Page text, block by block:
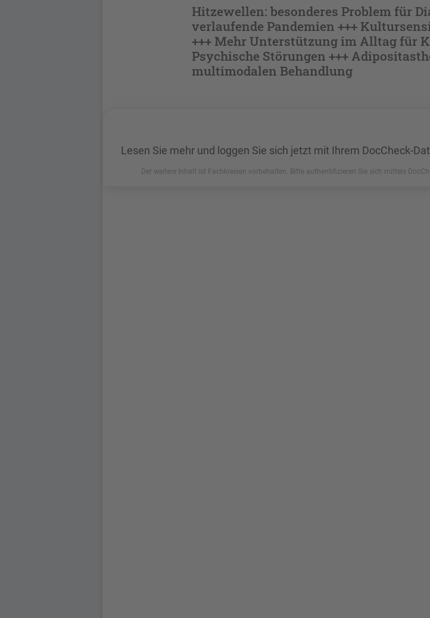
Hitzewellen: besonderes Problem für
verlaufende Pandemien +++
+++ Mehr Unterstützung im Alltag für
Psychische Störungen +++
multimodalen Behandlung
Lesen Sie mehr und loggen Sie sich jetzt mit Ihrem DocCheck-
Der weitere Inhalt ist Fachkreisen vorbehalten. Bitte authentifizieren Sie sich mittels